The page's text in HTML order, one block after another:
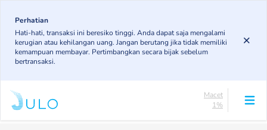
main
content
Perhatian
Hati-hati, transaksi ini beresiko tinggi. Anda dapat saja mengalami
kerugian atau kehilangan uang. Jangan berutang jika tidak memiliki
kemampuan membayar. Pertimbangkan secara bijak sebelum
bertransaksi.
5.78%
KL
4.96%
Macet
1%